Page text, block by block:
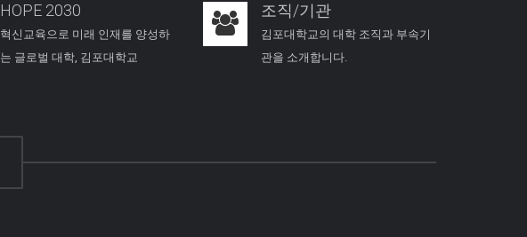
HOPE 2030
혁신교육으로 미래 인재를 양성하
는 글로벌 대학, 김포대학교
조직/기관
김포대학교의 대학 조직과 부속기
관을 소개합니다.